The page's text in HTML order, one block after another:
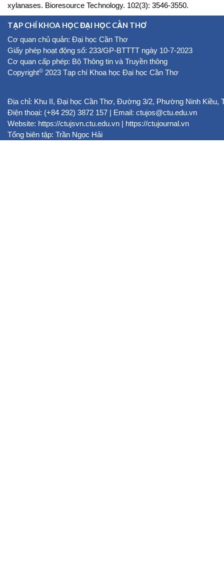
xylanases. Bioresource Technology. 102(3): 3546-3550.
TẠP CHÍ KHOA HỌC ĐẠI HỌC CẦN THƠ
Cơ quan chủ quản: Đại học Cần Thơ
Giấy phép hoạt động số: 233/GP-BTTTT ngày 10-7-2023
Cơ quan cấp phép: Bộ Thông tin và Truyền thông
Copyright© 2023 Tạp chí Khoa học Đại học Cần Thơ
Địa chỉ: Khu II, Đại học Cần Thơ, Đường 3/2, Phường Ninh Kiều,
Điện thoại: (+84 292) 3872 157 | Email: ctujos@ctu.edu.vn
Website: https://ctujsvn.ctu.edu.vn | https://ctujournal.vn
Tổng biên tập: Trần Ngọc Hải